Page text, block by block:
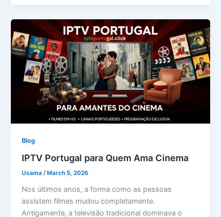
Blog
IPTV Portugal para Quem Ama Cinema
Usama /March 5, 2026
Nos últimos anos, a forma como as pessoas
assistem filmes mudou completamente.
Antigamente, a televisão tradicional dominava o